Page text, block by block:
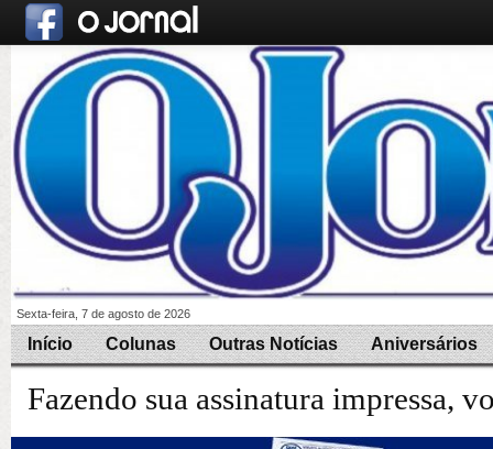
Sexta-feira, 7 de agosto de 2026
Início Colunas Outras Notícias Aniversários
Fazendo sua assinatura impressa,